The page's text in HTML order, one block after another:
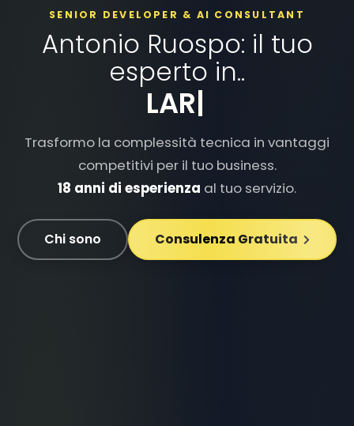
SENIOR DEVELOPER & AI CONSULTANT
Antonio Ruospo: il tuo
esperto in..
DOCKER
Trasformo la complessità tecnica in vantaggi
competitivi per il tuo business.
18 anni di esperienza al tuo servizio.
Chi sono Consulenza Gratuita